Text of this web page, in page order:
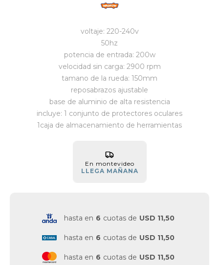
voltaje: 220-240v
50hz
potencia de entrada: 200w
velocidad sin carga: 2900 rpm
tamano de la rueda: 150mm
reposabrazos ajustable
base de aluminio de alta resistencia
incluye: 1 conjunto de protectores oculares
1caja de almacenamiento de herramientas
En montevideo
LLEGA MAÑANA
hasta en 6 cuotas de USD 11,50
hasta en 6 cuotas de USD 11,50
hasta en 6 cuotas de USD 11,50
Juguetes y artículos para bebé
Vestimenta y calzado